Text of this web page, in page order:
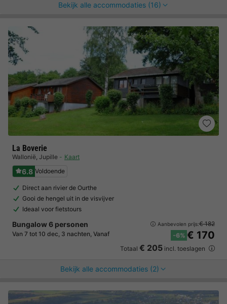
Bekijk alle accommodaties (16)
La Boverie
Wallonië, Jupille Kaart
6.8 Voldoende
Direct aan rivier de Ourthe
Gooi de hengel uit in de visvijver
Ideaal voor fietstours
Bungalow 6 personen
Van 7 tot 10 dec, 3 nachten, Vanaf
Aanbevolen prijs:€ 182
-6% € 170
Totaal € 205 incl. toeslagen
Bekijk alle accommodaties (2)